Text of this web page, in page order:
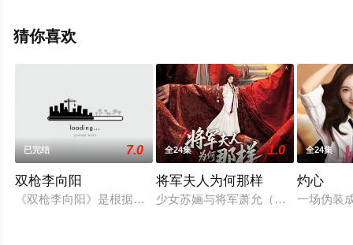
瓣电视剧、电视猫或剧情网等平台了解。
猜你喜欢
已完结 7.0
双枪李向阳
《双枪李向阳》是根据红色题材电影《平原游击队》改编的电
全24集 1.0
将军夫人为何那样
少女苏婳与将军萧允（何善凯 饰）
全24集
灼心
一场伪装